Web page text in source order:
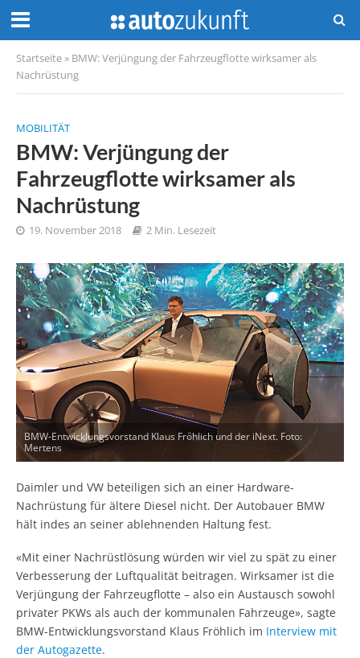
Startseite » BMW: Verjüngung der Fahrzeugflotte wirksamer als
Nachrüstung
MOBILITÄT
BMW: Verjüngung der
Fahrzeugflotte wirksamer als
Nachrüstung
19. November 2018 2 Min. Lesezeit
BMW-Entwicklungsvorstand Klaus Fröhlich und der iNext. Foto:
Mertens
Daimler und VW beteiligen sich an einer Hardware-
Nachrüstung für ältere Diesel nicht. Der Autobauer BMW
hält indes an seiner ablehnenden Haltung fest.
«Mit einer Nachrüstlösung würden wir viel zu spät zu einer
Verbesserung der Luftqualität beitragen. Wirksamer ist die
Verjüngung der Fahrzeugflotte – also ein Austausch sowohl
privater PKWs als auch der kommunalen Fahrzeuge», sagte
BMW-Entwicklungsvorstand Klaus Fröhlich im Interview mit
der Autogazette.